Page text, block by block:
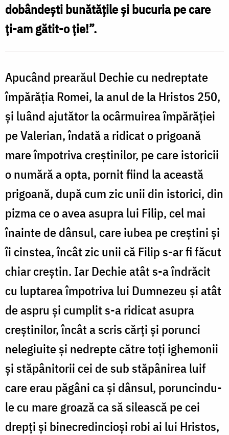
dobândești bunătățile și bucuria pe care
ți-am gătit-o ție!”.
Apucând prearăul Dechie cu nedreptate
împărăția Romei, la anul de la Hristos 250,
și luând ajutător la ocârmuirea împărăției
pe Valerian, îndată a ridicat o prigoană
mare împotriva creștinilor, pe care istoricii
o numără a opta, pornit fiind la această
prigoană, după cum zic unii din istorici, din
pizma ce o avea asupra lui Filip, cel mai
înainte de dânsul, care iubea pe creștini și
îi cinstea, încât zic unii că Filip s-ar fi făcut
chiar creștin. Iar Dechie atât s-a îndrăcit
cu luptarea împotriva lui Dumnezeu și atât
de aspru și cumplit s-a ridicat asupra
creștinilor, încât a scris cărți și porunci
nelegiuite și nedrepte către toți ighemonii
și stăpânitorii cei de sub stăpânirea luif
care erau păgâni ca și dânsul, poruncindu-
le cu mare groază ca să silească pe cei
drepți și binecredincioși robi ai lui Hristos,